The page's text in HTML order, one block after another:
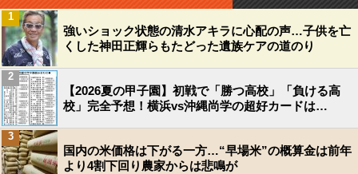
強いショック状態の清水アキラに心配の声…子供を亡
くした神田正輝らもたどった遺族ケアの道のり
1
【2026夏の甲子園】初戦で「勝つ高校」「負ける高
校」完全予想！横浜vs沖縄尚学の超好カードは…
2
国内の米価格は下がる一方…“早場米”の概算金は前年
より4割下回り農家からは悲鳴が
3